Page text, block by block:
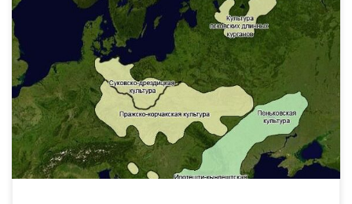
Пражская культура (або пражска-корчакская культура,
помнікі пражскага тыпу, помнікі тыпу Карчак, пражска-
карчакская культура) — археалагічная культура славян IV
— VII стст. на тэрыторыі ад Эльбы да правабярэжжа
Сярэдняга Падняпроўя і паўночнай часткі басейна
Паўднёвага Буга, ад польскага Памор’я да падунаўя і
ўсходніх адгор’яў Альп. Найбольш характэрная прыкмета
культуры – ляпны […]